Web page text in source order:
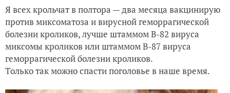
Я всех крольчат в полтора — два месяца вакцинирую
против миксоматоза и вирусной геморрагической
болезни кроликов, лучше штаммом В-82 вируса
миксомы кроликов или штаммом В-87 вируса
геморрагической болезни кроликов.
Только так можно спасти поголовье в наше время.